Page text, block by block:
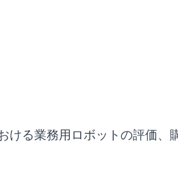
ける業務用ロボットの評価、